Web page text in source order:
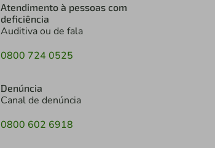
Atendimento à pessoas com
deficiência
Auditiva ou de fala
0800 724 0525
Denúncia
Canal de denúncia
0800 602 6918